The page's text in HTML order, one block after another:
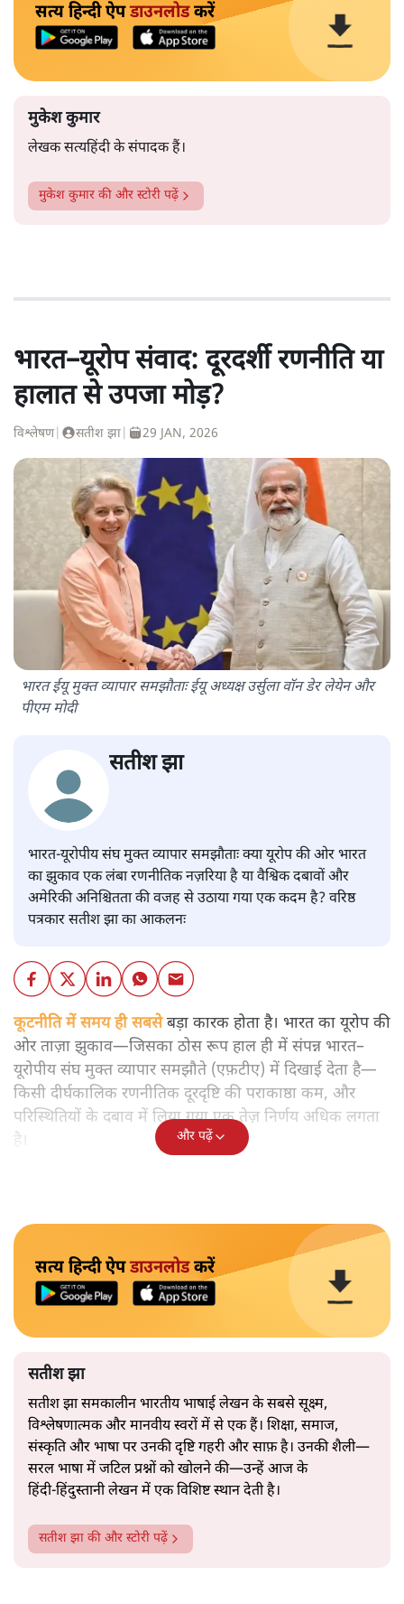
सत्य हिन्दी ऐपडाउनलोडकरें
मुकेश कुमार
लेखक सत्यहिंदी के संपादक हैं।
मुकेश कुमार की और स्टोरी पढ़ें
भारत–यूरोप संवाद: दूरदर्शी रणनीति या
हालात से उपजा मोड़?
विश्लेषण| सतीश झा 29 JAN, 2026
भारत ईयू मुक्त व्यापार समझौताः ईयू अध्यक्ष उर्सुला वॉन डेर लेयेन और
पीएम मोदी
सतीश झा
भारत-यूरोपीय संघ मुक्त व्यापार समझौताः क्या यूरोप की ओर भारत
का झुकाव एक लंबा रणनीतिक नज़रिया है या वैश्विक दबावों और
अमेरिकी अनिश्चितता की वजह से उठाया गया एक कदम है? वरिष्ठ
पत्रकार सतीश झा का आकलनः
कूटनीति में समय ही सबसेबड़ा कारक होता है। भारत का यूरोप की
ओर ताज़ा झुकाव—जिसका ठोस रूप हाल ही में संपन्न भारत–
यूरोपीय संघ मुक्त व्यापार समझौते (एफ़टीए) में दिखाई देता है—
किसी दीर्घकालिक रणनीतिक दूरदृष्टि की पराकाष्ठा कम, और
परिस्थितियों के दबाव में लिया गया एक तेज़ निर्णय अधिक लगता
है।
और पढ़ें
सत्य हिन्दी ऐपडाउनलोडकरें
सतीश झा
सतीश झा समकालीन भारतीय भाषाई लेखन के सबसे सूक्ष्म,
विश्लेषणात्मक और मानवीय स्वरों में से एक हैं। शिक्षा, समाज,
संस्कृति और भाषा पर उनकी दृष्टि गहरी और साफ़ है। उनकी शैली—
सरल भाषा में जटिल प्रश्नों को खोलने की—उन्हें आज के
हिंदी‑हिंदुस्तानी लेखन में एक विशिष्ट स्थान देती है।
सतीश झा की और स्टोरी पढ़ें